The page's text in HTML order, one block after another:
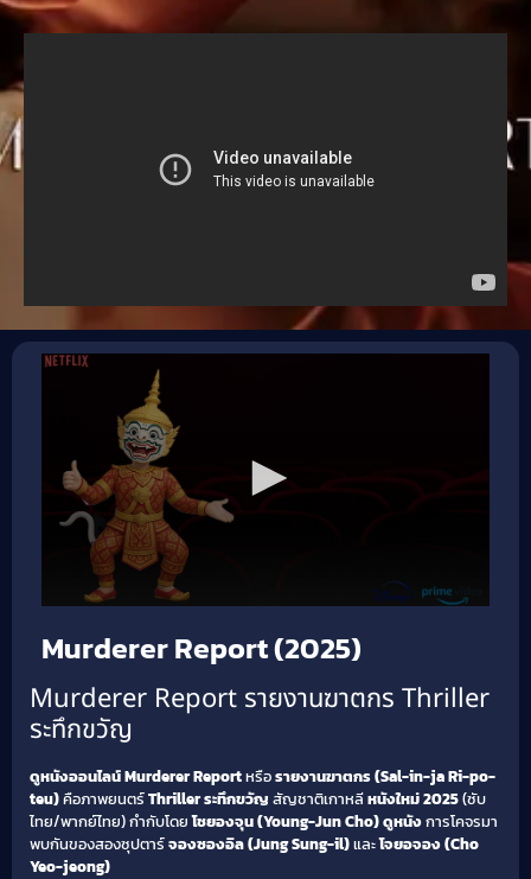
Murderer Report (2025)
Murderer Report รายงานฆาตกร Thriller
ระทึกขวัญ
ดูหนังออนไลน์ Murderer Reportหรือรายงานฆาตกร (Sal-in-ja Ri-po-
teu)คือภาพยนตร์Thriller ระทึกขวัญ สัญชาติเกาหลีหนังใหม่ 2025(ซับ
ไทย/พากย์ไทย) กำกับโดยโชยองจุน (Young-Jun Cho)ดูหนังการโคจรมา
พบกันของสองซุปตาร์จองซองอิล (Jung Sung-il)และโจยอจอง (Cho
Yeo-jeong)